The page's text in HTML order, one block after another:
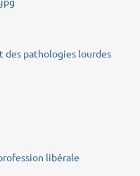
des pathologies lourdes
libérale